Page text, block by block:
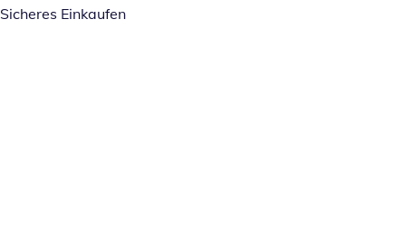
Sicheres Einkaufen